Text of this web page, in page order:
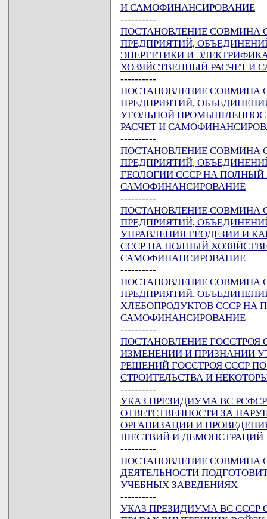
И САМОФИНАНСИРОВАНИЕ
----------
ПОСТАНОВЛЕНИЕ СОВМИНА
ПРЕДПРИЯТИЙ,
ЭНЕРГЕТИКИ И
ХОЗЯЙСТВЕННЫЙ РАСЧЕТ И
----------
ПОСТАНОВЛЕНИЕ СОВМИНА
ПРЕДПРИЯТИЙ,
УГОЛЬНОЙ
РАСЧЕТ И
----------
ПОСТАНОВЛЕНИЕ СОВМИНА
ПРЕДПРИЯТИЙ,
ГЕОЛОГИИ СССР НА ПОЛНЫЙ
САМОФИНАНСИРОВАНИЕ
----------
ПОСТАНОВЛЕНИЕ СОВМИНА
ПРЕДПРИЯТИЙ,
УПРАВЛЕНИЯ ГЕОДЕЗИИ И
СССР НА ПОЛНЫЙ
САМОФИНАНСИРОВАНИЕ
----------
ПОСТАНОВЛЕНИЕ СОВМИНА
ПРЕДПРИЯТИЙ,
ХЛЕБОПРОДУКТОВ СССР НА
САМОФИНАНСИРОВАНИЕ
----------
ПОСТАНОВЛЕНИЕ ГОССТРОЯ
ИЗМЕНЕНИИ И ПРИЗНАНИИ
РЕШЕНИЙ ГОССТРОЯ СССР
СТРОИТЕЛЬСТВА И
----------
УКАЗ ПРЕЗИДИУМА ВС РСФСР
ОТВЕТСТВЕННОСТИ ЗА
ОРГАНИЗАЦИИ И
ШЕСТВИЙ И ДЕМОНСТРАЦИЙ
----------
ПОСТАНОВЛЕНИЕ СОВМИНА
ДЕЯТЕЛЬНОСТИ
УЧЕБНЫХ ЗАВЕДЕНИЯХ
----------
УКАЗ ПРЕЗИДИУМА ВС СССР